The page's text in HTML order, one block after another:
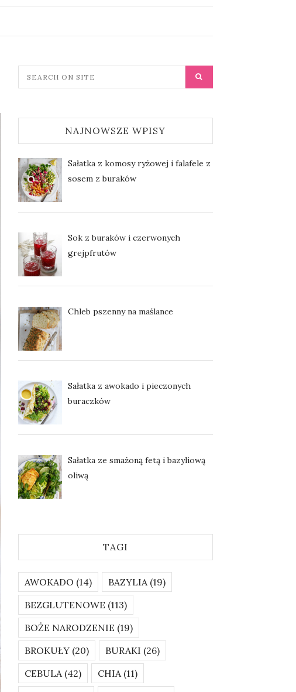
NAJNOWSZE WPISY
Sałatka z komosy ryżowej i falafele z
sosem z buraków
Sok z buraków i czerwonych
grejpfrutów
Chleb pszenny na maślance
Sałatka z awokado i pieczonych
buraczków
Sałatka ze smażoną fetą i bazyliową
oliwą
TAGI
AWOKADO (14) BAZYLIA(19)
BEZGLUTENOWE (113)
BOŻE NARODZENIE (19)
BROKUŁY(20) BURAKI (26)
CEBULA(42) CHIA(11)